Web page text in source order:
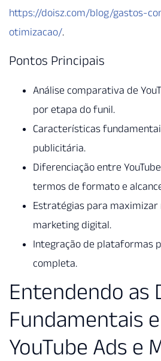
https://doisz.com/blog/gastos-
otimizacao/.
Pontos Principais
Análise comparativa de
por etapa do funil.
Características
publicitária.
Diferenciação entre
termos de formato e
Estratégias para maximizar
marketing digital.
Integração de plataformas
completa.
Entendendo as
Fundamentais
YouTube Ads e